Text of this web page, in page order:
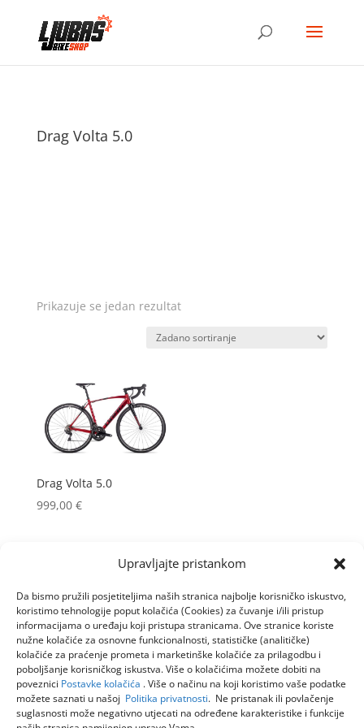
Upravljajte pristankom
Da bismo pružili posjetiteljima naših stranica najbolje korisničko iskustvo,
koristimo tehnologije poput kolačića (Cookies) za čuvanje i/ili pristup
informacijama o uređaju koji pristupa stranicama. Ove stranice koriste
nužne kolačiće za osnovne funkcionalnosti, statističke (analitičke)
kolačiće za praćenje prometa i marketinške kolačiće za prilagodbu i
poboljšanje korisničkog iskustva. Više o kolačićima možete dobiti na
poveznici Postavke kolačića . Više o načinu na koji koristimo vaše podatke
možete saznati u našoj Politika privatnosti. Ne pristanak ili povlačenje
suglasnosti može negativno utjecati na određene karakteristike i funkcije
Drag Volta 5.0
Prikazuje se jedan rezultat
Drag Volta 5.0
999,00 €